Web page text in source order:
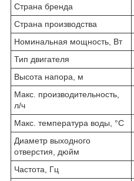
Страна бренда
Страна производства
Номинальная мощность, Вт
Тип двигателя
Высота напора, м
Макс. производительность,
л/ч
Макс. температура воды, °C
Диаметр выходного
отверстия, дюйм
Частота, Гц